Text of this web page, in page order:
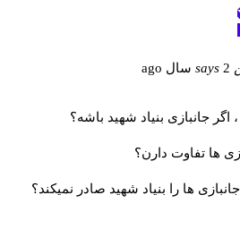
جانبازی بنیاد شهید باشه؟
تفاوت دارن؟
ها را بنیاد شهید صادر نمیکند؟